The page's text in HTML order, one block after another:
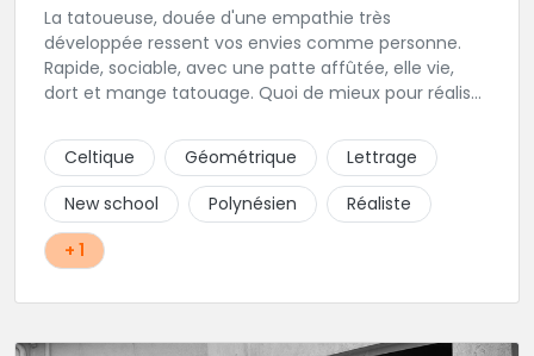
La tatoueuse, douée d'une empathie très
développée ressent vos envies comme personne.
Rapide, sociable, avec une patte affûtée, elle vie,
dort et mange tatouage. Quoi de mieux pour réaliser
Celtique
Géométrique
Lettrage
New school
Polynésien
Réaliste
+ 1